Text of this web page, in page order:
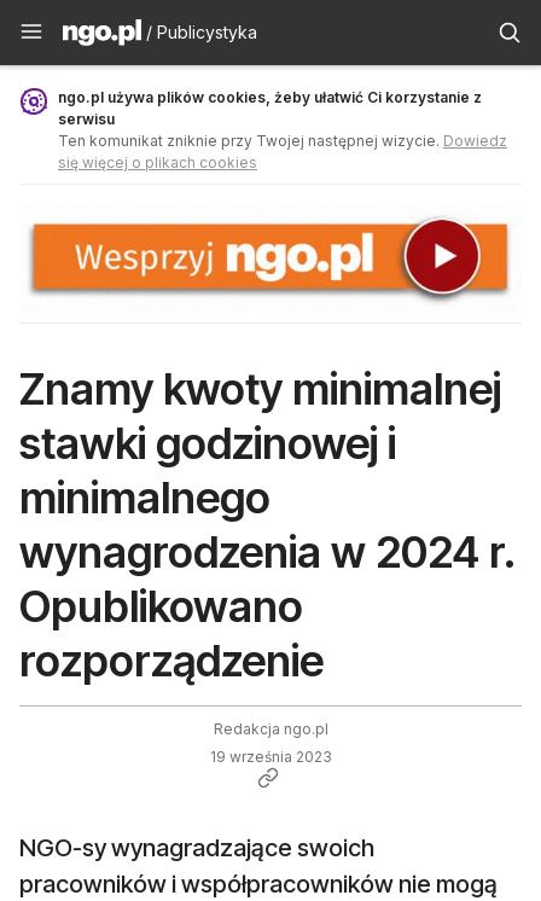
Publicystyka - ngo.pl
/ Publicystyka
ngo.pl używa plików cookies, żeby ułatwić Ci korzystanie z
serwisu
Ten komunikat zniknie przy Twojej następnej wizycie. Dowiedz
się więcej o plikach cookies
Znamy kwoty minimalnej
stawki godzinowej i
minimalnego
wynagrodzenia w 2024 r.
Opublikowano
rozporządzenie
Redakcja ngo.pl
19 września 2023
NGO-sy wynagradzające swoich
pracowników i współpracowników nie mogą